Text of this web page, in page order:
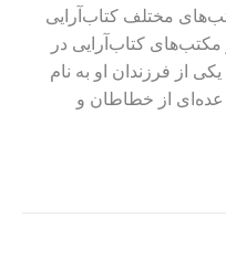
مختلف كتاب‌آرايی
كتاب‌آرايی در
از فرزندان او به نام
عده‌ای از خطاطان و